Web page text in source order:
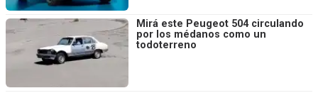
Mirá este Peugeot 504 circulando
por los médanos como un
todoterreno